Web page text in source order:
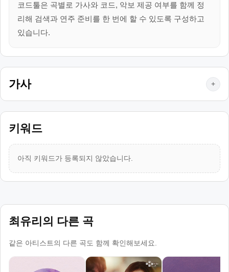
코드툴은 곡별로 가사와 코드, 악보 제공 여부를 함께 정
리해 검색과 연주 준비를 한 번에 할 수 있도록 구성하고
있습니다.
가사 +
키워드
아직 키워드가 등록되지 않았습니다.
최유리의 다른 곡
같은 아티스트의 다른 곡도 함께 확인해보세요.